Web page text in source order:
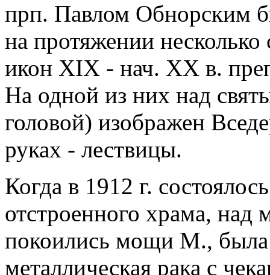
прп. Павлом Обнорским
на протяжении
икон XIX - нач. XX в.
На одной из них над
головой) изображен
руках - лествицы.
Когда в 1912 г.
отстроенного храма, над
покоились мощи М., была
металлическая рака с